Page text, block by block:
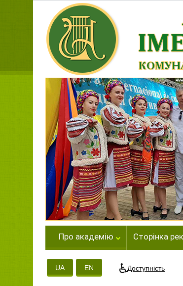
Про академію Сторінка
UA EN Доступність